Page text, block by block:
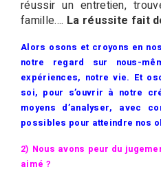
réussir un entretien,
famille…. La réussite fait
Alors osons et croyons en
notre regard sur nous-
expériences, notre vie. Et
soi, pour s’ouvrir à notre
moyens d’analyser, avec
possibles pour atteindre nos
2) Nous avons peur du
aimé ?